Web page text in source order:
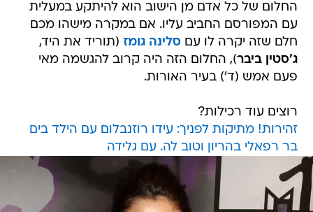
החלום של כל אדם מן הישוב הוא להיתקע במעלית
עם המפורסם החביב עליו. אם במקרה מישהו מכם
חלם שזה יקרה לו עםסלינה גומז (תוריד את היד,
ג'סטין ביבר), החלום הזה היה קרוב להגשמה מאי
פעם אמש (ד') בעיר האורות.
רוצים עוד רכילות?
זהירות! מתיקות לפניך: עידו רוזנבלום עם הילד בים
בר רפאלי בהריון וטוב לה. עם גלידה